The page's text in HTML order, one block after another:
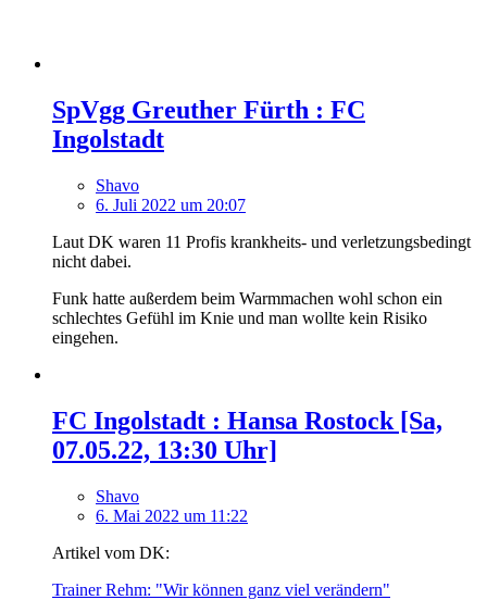
SpVgg Greuther Fürth : FC
Ingolstadt
Shavo
6. Juli 2022 um 20:07
Laut DK waren 11 Profis krankheits- und verletzungsbedingt
nicht dabei.
Funk hatte außerdem beim Warmmachen wohl schon ein
schlechtes Gefühl im Knie und man wollte kein Risiko
eingehen.
FC Ingolstadt : Hansa Rostock [Sa,
07.05.22, 13:30 Uhr]
Shavo
6. Mai 2022 um 11:22
Artikel vom DK:
Trainer Rehm: "Wir können ganz viel verändern"